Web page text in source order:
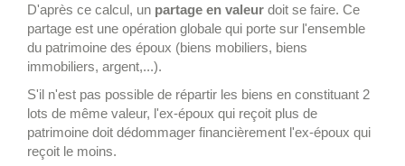
D'après ce calcul, un partage en valeur doit se faire. Ce
partage est une opération globale qui porte sur l'ensemble
du patrimoine des époux (biens mobiliers, biens
immobiliers, argent,...).
S'il n'est pas possible de répartir les biens en constituant 2
lots de même valeur, l'ex-époux qui reçoit plus de
patrimoine doit dédommager financièrement l'ex-époux qui
reçoit le moins.